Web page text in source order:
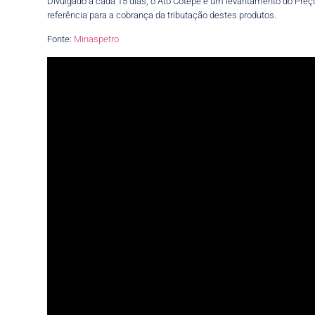
referência para a cobrança da tributação destes produtos.
Fonte: Minaspetro